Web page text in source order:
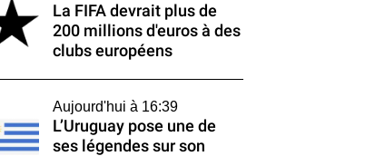
La FIFA devrait plus de
200 millions d'euros à des
clubs européens
Aujourd'hui à 16:39
L’Uruguay pose une de
ses légendes sur son